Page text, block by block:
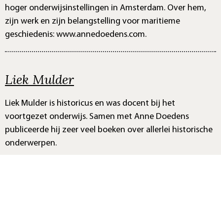
hoger onderwijsinstellingen in Amsterdam. Over hem,
zijn werk en zijn belangstelling voor maritieme
geschiedenis: www.annedoedens.com.
Liek Mulder
Liek Mulder is historicus en was docent bij het
voortgezet onderwijs. Samen met Anne Doedens
publiceerde hij zeer veel boeken over allerlei historische
onderwerpen.